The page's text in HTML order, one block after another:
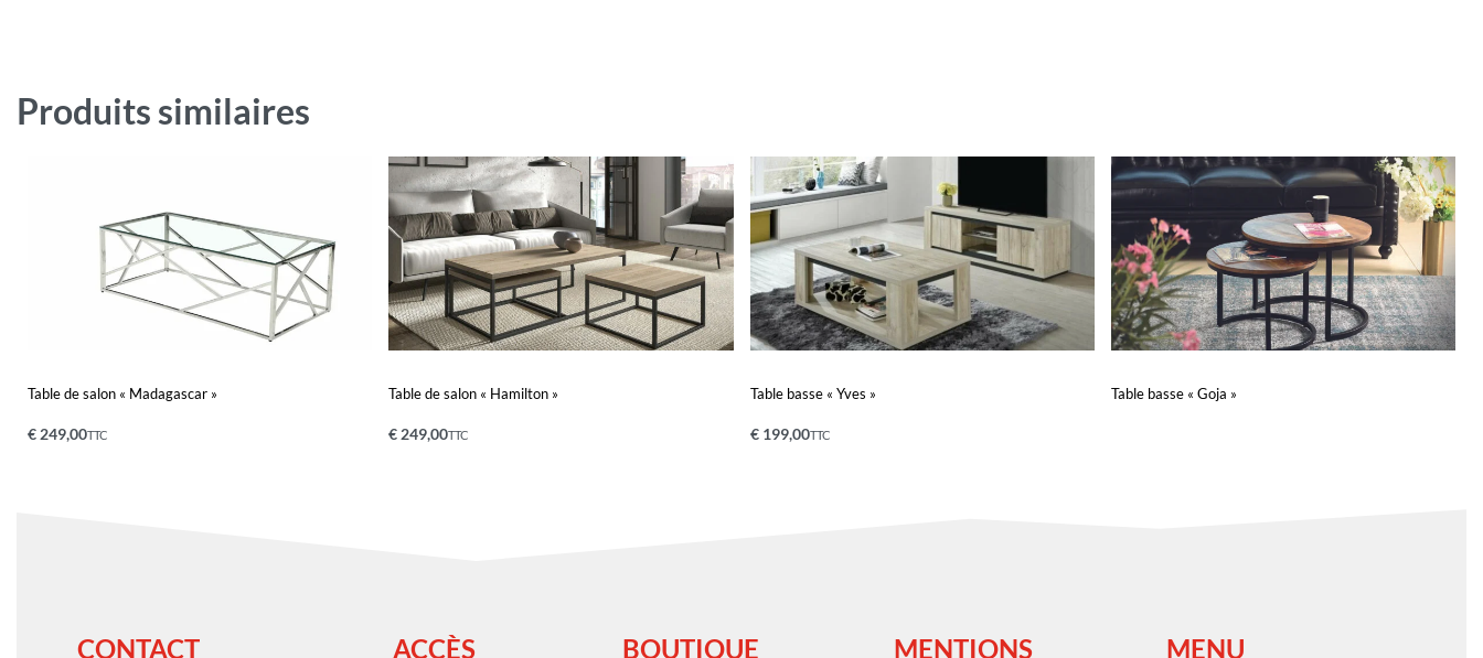
Produits similaires
Table de salon « Madagascar »
€ 249,00TTC
Table de salon « Hamilton »
€ 249,00TTC
Table basse « Yves »
€199,00TTC
Table basse « Goja »
CONTACT ACCÈS BOUTIQUE MENTIONS MENU